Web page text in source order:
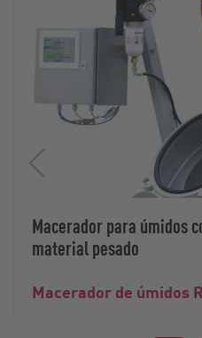
Macerador para úmidos
material pesado
Macerador de úmidos